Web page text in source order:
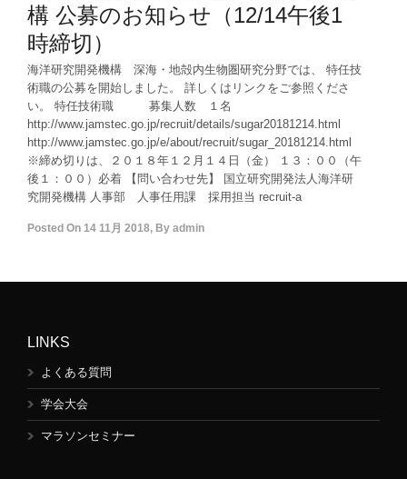
構 公募のお知らせ（12/14午後1
時締切）
海洋研究開発機構 深海・地殻内生物圏研究分野では、 特任技
術職の公募を開始しました。 詳しくはリンクをご参照くださ
い。 特任技術職 募集人数 １名
http://www.jamstec.go.jp/recruit/details/sugar20181214.html
http://www.jamstec.go.jp/e/about/recruit/sugar_20181214.html
※締め切りは、２０１８年１２月１４日（金） １３：００（午
後１：００）必着 【問い合わせ先】 国立研究開発法人海洋研
究開発機構 人事部 人事任用課 採用担当 recruit-a
Posted On 14 11月 2018, By admin
LINKS
よくある質問
学会大会
マラソンセミナー